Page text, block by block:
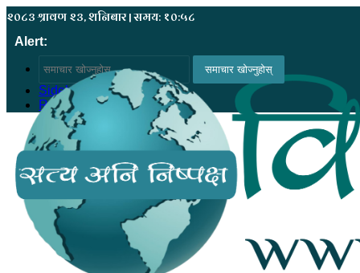
२०८३ श्रावण २३, शनिबार | समय: १०:५८
Alert:
समाचार खोज्नुहोस्
Sidebar
Random Article